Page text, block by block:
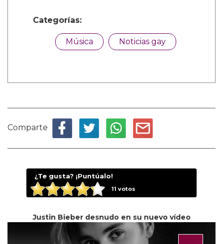
Categorías:
Música Noticias gay
Comparte
¿Te gusta? ¡Puntúalo!
11 votos
Justin Bieber desnudo en su nuevo vídeo